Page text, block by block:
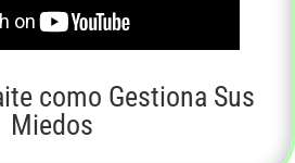
como Gestiona Sus
Miedos